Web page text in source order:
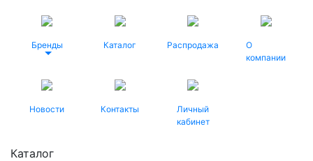
Бренды Каталог Распродажа
О
компании
Новости Контакты
Личный
кабинет
Каталог